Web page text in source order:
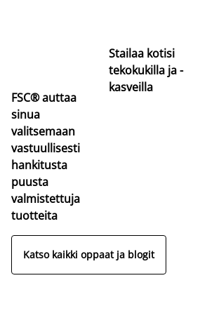
FSC® auttaa
sinua
valitsemaan
vastuullisesti
hankitusta
puusta
valmistettuja
tuotteita
Stailaa kotisi
tekokukilla ja -
kasveilla
Katso kaikki oppaat ja blogit